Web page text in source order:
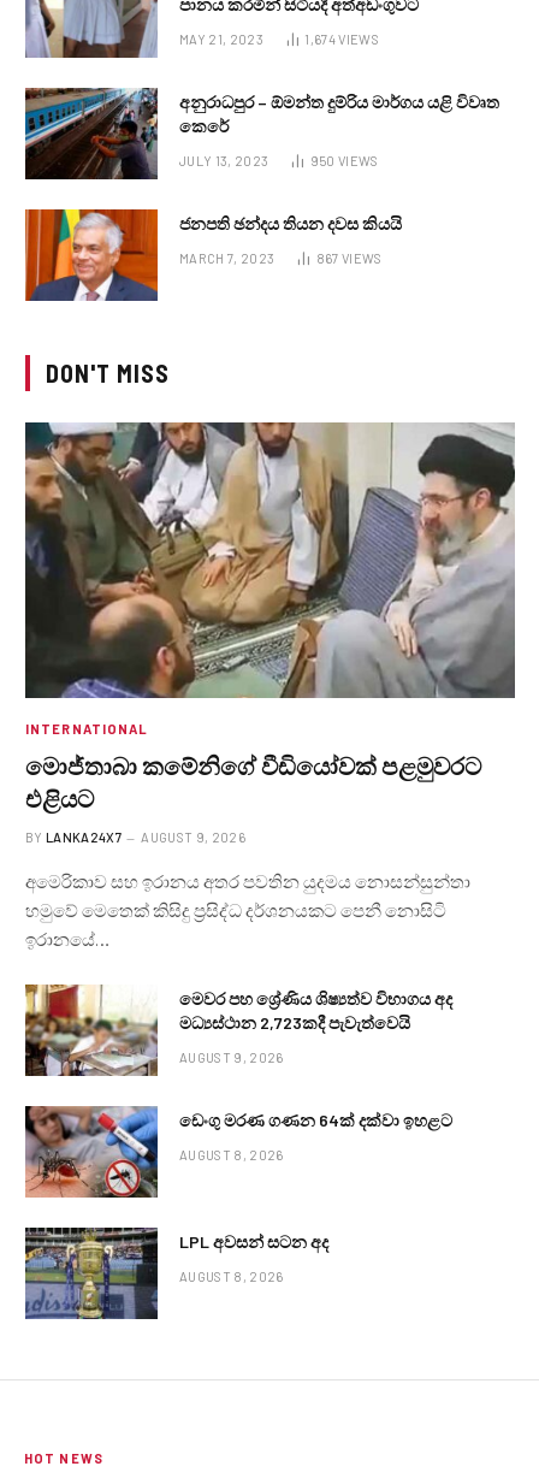
MAY 21, 2023 1,674VIEWS
අනුරාධපුර – ඕමන්ත දුම්රිය මාර්ගය යළි විවෘත
කෙරේ
JULY 13, 2023 950 VIEWS
ජනපති ඡන්දය තියන දවස කියයි
MARCH 7, 2023 867 VIEWS
DON'T MISS
INTERNATIONAL
මොජ්තාබා කමේනිගේ වීඩියෝවක් පළමුවරට
එළියට
BY LANKA24X7 AUGUST 9, 2026
අමෙරිකාව සහ ඉරානය අතර පවතින යුදමය නොසන්සුන්තා
හමුවේ මෙතෙක් කිසිදු ප්‍රසිද්ධ දර්ශනයකට පෙනී නොසිටි
ඉරානයේ…
මෙවර පහ ශ්‍රේණිය ශිෂ්‍යත්ව විභාගය අද
මධ්‍යස්ථාන 2,723කදී පැවැත්වෙයි
AUGUST 9, 2026
ඩෙංගු මරණ ගණන 64ක් දක්වා ඉහළට
AUGUST 8, 2026
LPL අවසන් සටන අද
AUGUST 8, 2026
HOT NEWS